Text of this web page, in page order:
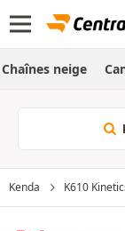
Chaînes neige
Kenda K610